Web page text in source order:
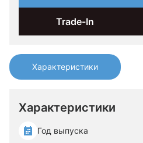
Характеристики
Характеристики
Год выпуска
Trade-In